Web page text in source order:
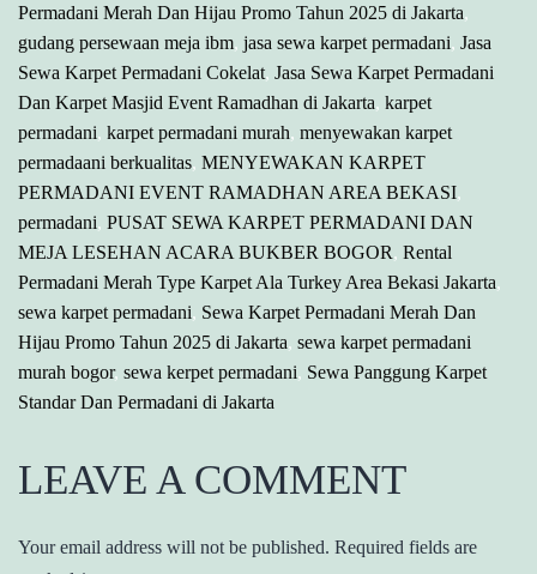
Permadani Merah Dan Hijau Promo Tahun 2025 di Jakarta,
gudang persewaan meja ibm, jasa sewa karpet permadani, Jasa
Sewa Karpet Permadani Cokelat, Jasa Sewa Karpet Permadani
Dan Karpet Masjid Event Ramadhan di Jakarta, karpet
permadani, karpet permadani murah, menyewakan karpet
permadaani berkualitas, MENYEWAKAN KARPET
PERMADANI EVENT RAMADHAN AREA BEKASI,
permadani, PUSAT SEWA KARPET PERMADANI DAN
MEJA LESEHAN ACARA BUKBER BOGOR, Rental
Permadani Merah Type Karpet Ala Turkey Area Bekasi Jakarta,
sewa karpet permadani, Sewa Karpet Permadani Merah Dan
Hijau Promo Tahun 2025 di Jakarta, sewa karpet permadani
murah bogor, sewa kerpet permadani, Sewa Panggung Karpet
Standar Dan Permadani di Jakarta
LEAVE A COMMENT
Your email address will not be published. Required fields are